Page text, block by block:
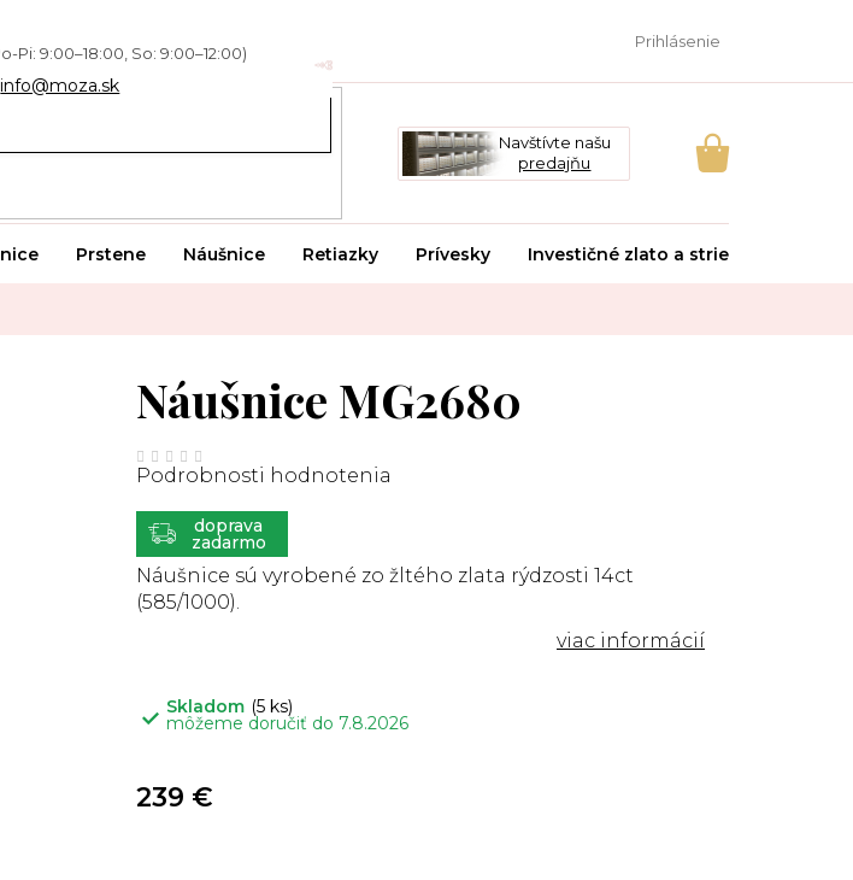
info@moza.sk
Prihlásenie
Navštívte našu
predajňu
NÁKUPNÝ
Prstene Náušnice Retiazky Prívesky Investičné zlato a striebro
Skladom (5 ks)
môžeme doručiť do 7.8.2026
Náušnice sú vyrobené zo žltého zlata rýdzosti 14ct
(585/1000).
Náušnice MG2680
Priemerné
hodnotenie
produktu
0,0
hviezdičiek.
Podrobnosti hodnotenia
ZADARMO
239 €